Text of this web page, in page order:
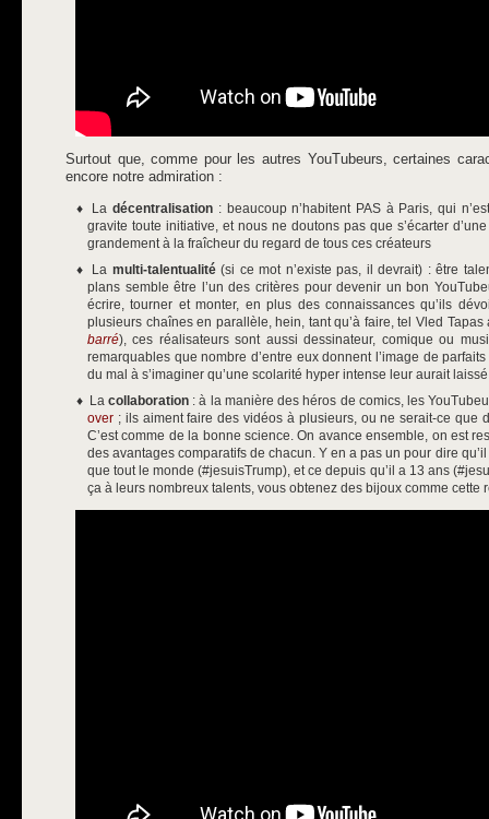
Surtout que, comme pour les autres YouTubeurs, certaines
encore notre admiration :
Ladécentralisation : beaucoup n’habitent PAS à Paris, qui
gravite toute initiative, et nous ne doutons pas que s’écarter
grandement à la fraîcheur du regard de tous ces créateurs
La multi-talentualité(si ce mot n’existe pas, il devrait) : être
plans semble être l’un des critères pour devenir un bon
écrire, tourner et monter, en plus des connaissances qu’ils
plusieurs chaînes en parallèle, hein, tant qu’à faire, tel Vled
barré), ces réalisateurs sont aussi dessinateur, comique ou
remarquables que nombre d’entre eux donnent l’image de
du mal à s’imaginer qu’une scolarité hyper intense leur aurait
La collaboration: à la manière des héros de comics, les
over ; ils aiment faire des vidéos à plusieurs, ou ne serait-ce que
C’est comme de la bonne science. On avance ensemble, on est
des avantages comparatifs de chacun. Y en a pas un pour dire
que tout le monde (#jesuisTrump), et ce depuis qu’il a 13 ans
ça à leurs nombreux talents, vous obtenez des bijoux comme cette